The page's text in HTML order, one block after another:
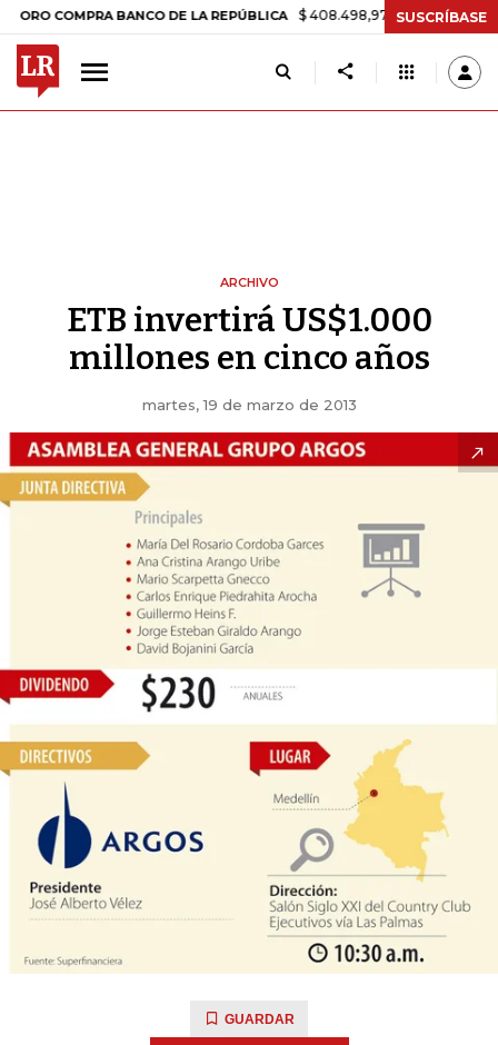
COMPRA BANCO DE LA REPÚBLICA $ 408.498,97 +$ 8.753,81 +2,19%
SUSCRÍBASE
ARCHIVO
ETB invertirá US$1.000
millones en cinco años
martes, 19 de marzo de 2013
GUARDAR